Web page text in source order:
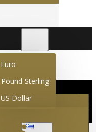
Euro
Pound Sterling
US Dollar